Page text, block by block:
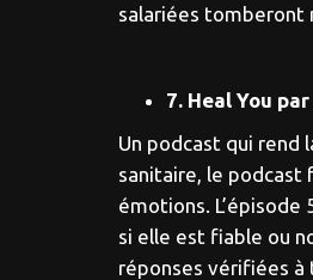
salariées tomberont
7. Heal You
Un podcast qui rend
sanitaire, le podcast
émotions. L’épisode
si elle est fiable ou
réponses vérifiées à